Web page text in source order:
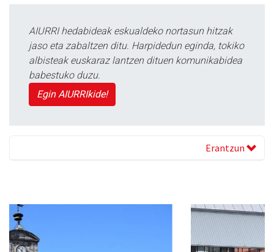
AIURRI hedabideak eskualdeko nortasun hitzak
jaso eta zabaltzen ditu. Harpidedun eginda, tokiko
albisteak euskaraz lantzen dituen komunikabidea
babestuko duzu.
Egin AIURRIkide!
Erantzun